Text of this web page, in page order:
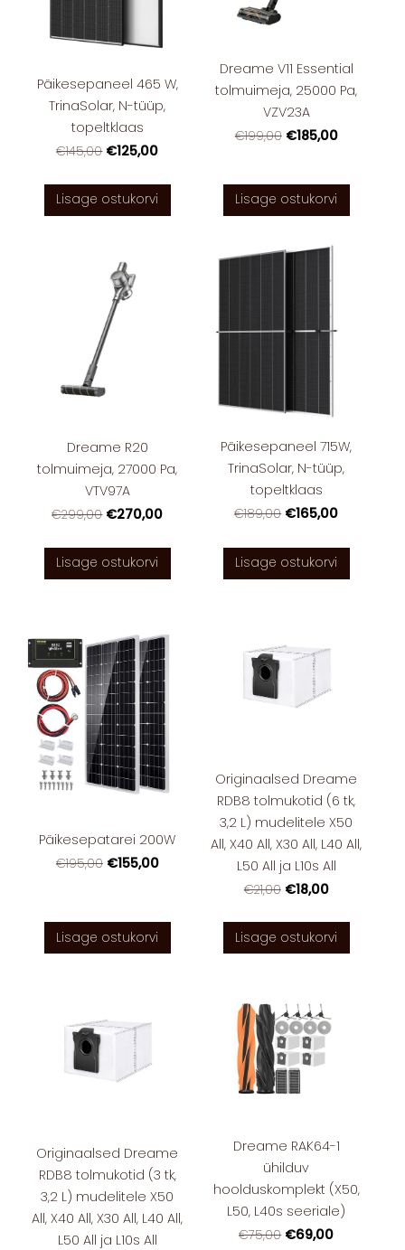
Päikesepaneel 465 W,
TrinaSolar, N-tüüp,
topeltklaas
€145,00 €125,00
Lisage ostukorvi
Dreame V11 Essential
tolmuimeja, 25000 Pa,
VZV23A
€199,00 €185,00
Lisage ostukorvi
Dreame R20
tolmuimeja, 27000 Pa,
VTV97A
€299,00 €270,00
Lisage ostukorvi
Päikesepaneel 715W,
TrinaSolar, N-tüüp,
topeltklaas
€189,00 €165,00
Lisage ostukorvi
Päikesepatarei 200W
€195,00 €155,00
Lisage ostukorvi
Originaalsed Dreame
RDB8 tolmukotid (6 tk,
3,2 L) mudelitele X50
All, X40 All, X30 All, L40 All,
L50 All ja L10s All
€21,00 €18,00
Lisage ostukorvi
Originaalsed Dreame
RDB8 tolmukotid (3 tk,
3,2 L) mudelitele X50
All, X40 All, X30 All, L40 All,
L50 All ja L10s All
Dreame RAK64-1
ühilduv
hoolduskomplekt (X50,
L50, L40s seeriale)
€75,00 €69,00